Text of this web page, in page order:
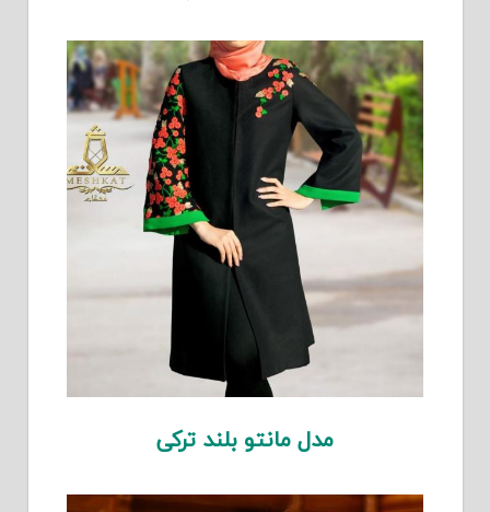
مدل مانتو بلند ترکی